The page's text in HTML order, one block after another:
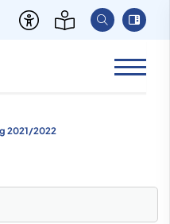
2021/2022